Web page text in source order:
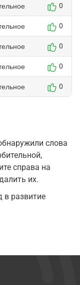
0
0
0
0
0
слова
справа на
их.
развитие